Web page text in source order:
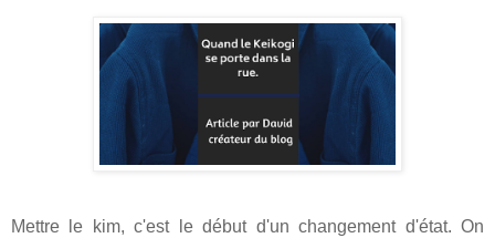
Mettre le kim, c'est le début d'un changement d'état. On